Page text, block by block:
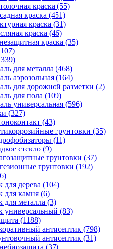
краска (55)
краска (451)
краска (31)
краска (46)
краска (35)
для металла (468)
аэрозольная (164)
для дорожной разметки (2)
для пола (109)
универсальная (596)
(327)
(43)
грунтовки (35)
(11)
стекло (9)
грунтовки (37)
грунтовки (192)
для дерева (104)
для камня (6)
для металла (3)
универсальный (83)
(1188)
антисептик (798)
антисептик (31)
(37)